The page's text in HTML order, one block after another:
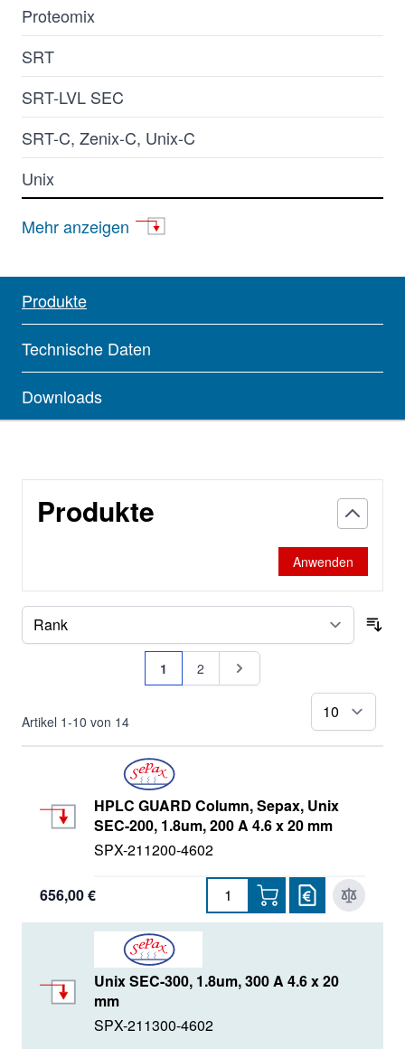
Proteomix
SRT
SRT-LVL SEC
SRT-C, Zenix-C, Unix-C
Unix
Zenix
Glycomix
Mono
Nanofilm
Polar
ProAqa Excel
Sepax BR
Sepax SEC-MALS
Mehr anzeigen
Produkte
Technische Daten
Downloads
Produkte
Anwenden
Artikel 1-10 von 14
Seite
Sie lesen gerade Seite
1 Seite
2 Seite
HPLC GUARD Column, Sepax, Unix
SEC-200, 1.8um, 200 A 4.6 x 20 mm
SPX-211200-4602
656,00 €
Unix SEC-300, 1.8um, 300 A 4.6 x 20
mm
SPX-211300-4602